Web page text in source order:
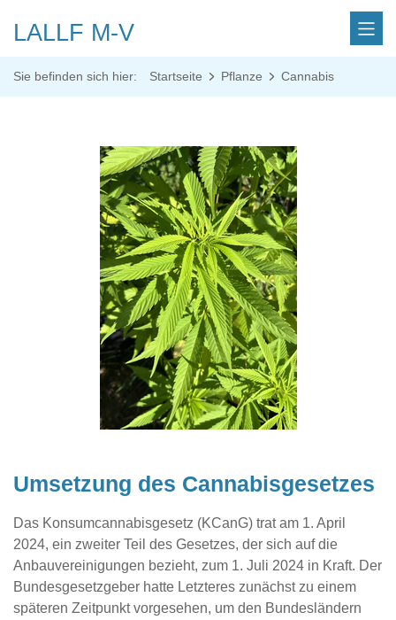
LALLF M-V
Sie befinden sich hier: Startseite Pflanze Cannabis
Umsetzung des Cannabisgesetzes
Das Konsumcannabisgesetz (KCanG) trat am 1. April
2024, ein zweiter Teil des Gesetzes, der sich auf die
Anbauvereinigungen bezieht, zum 1. Juli 2024 in Kraft. Der
Bundesgesetzgeber hatte Letzteres zunächst zu einem
späteren Zeitpunkt vorgesehen, um den Bundesländern